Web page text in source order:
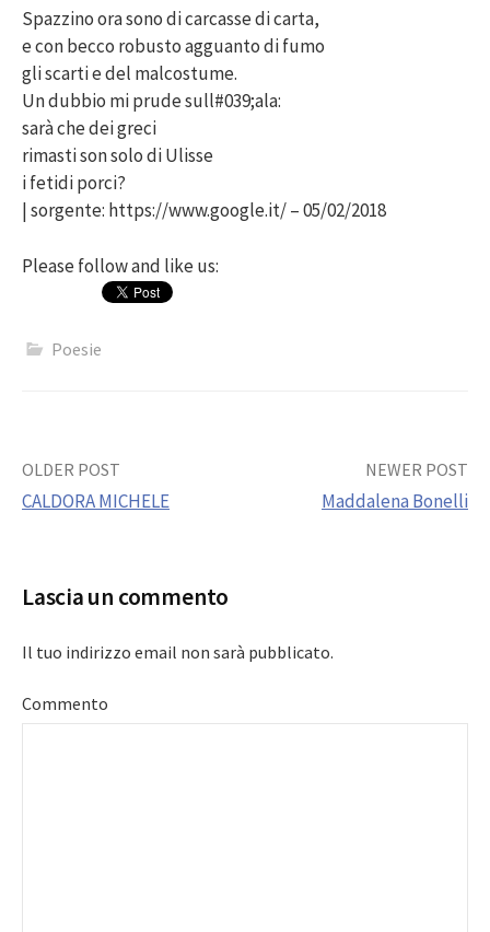
Spazzino ora sono di carcasse di carta,
e con becco robusto agguanto di fumo
gli scarti e del malcostume.
Un dubbio mi prude sull#039;ala:
sarà che dei greci
rimasti son solo di Ulisse
i fetidi porci?
| sorgente: https://www.google.it/ – 05/02/2018
Please follow and like us:
Poesie
Post
OLDER POST
CALDORA MICHELE
NEWER POST
Maddalena Bonelli
Lascia un commento
Il tuo indirizzo email non sarà pubblicato.
Commento